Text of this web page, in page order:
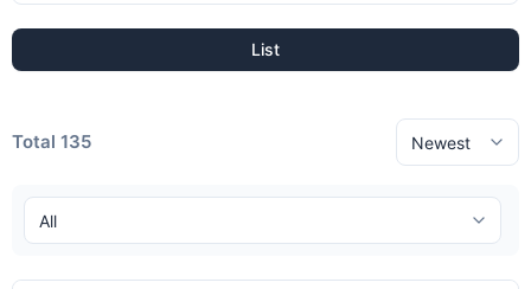
List
Total 135